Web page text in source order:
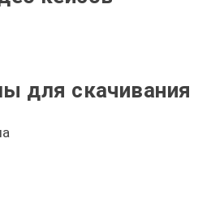
для скачивания